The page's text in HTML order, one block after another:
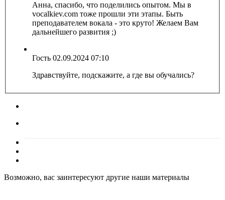
Анна, спасибо, что поделились опытом. Мы в
vocalkiev.com тоже прошли эти этапы. Быть
преподавателем вокала - это круто! Желаем Вам
дальнейшего развития ;)
Гость 02.09.2024 07:10
Здравствуйте, подскажите, а где вы обучались?
Возможно, вас заинтересуют другие наши материалы